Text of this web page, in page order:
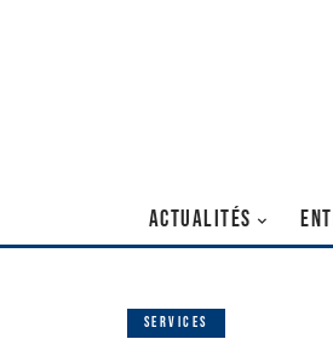
ACTUALITÉS
SERVICES